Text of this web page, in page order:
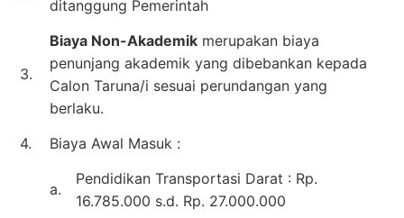
ditanggung Pemerintah
3.
Biaya Non-Akademik merupakan biaya
penunjang akademik yang dibebankan kepada
Calon Taruna/i sesuai perundangan yang
berlaku.
4.
Biaya Awal Masuk :
a.
Pendidikan Transportasi Darat : Rp.
16.785.000 s.d. Rp. 27.000.000